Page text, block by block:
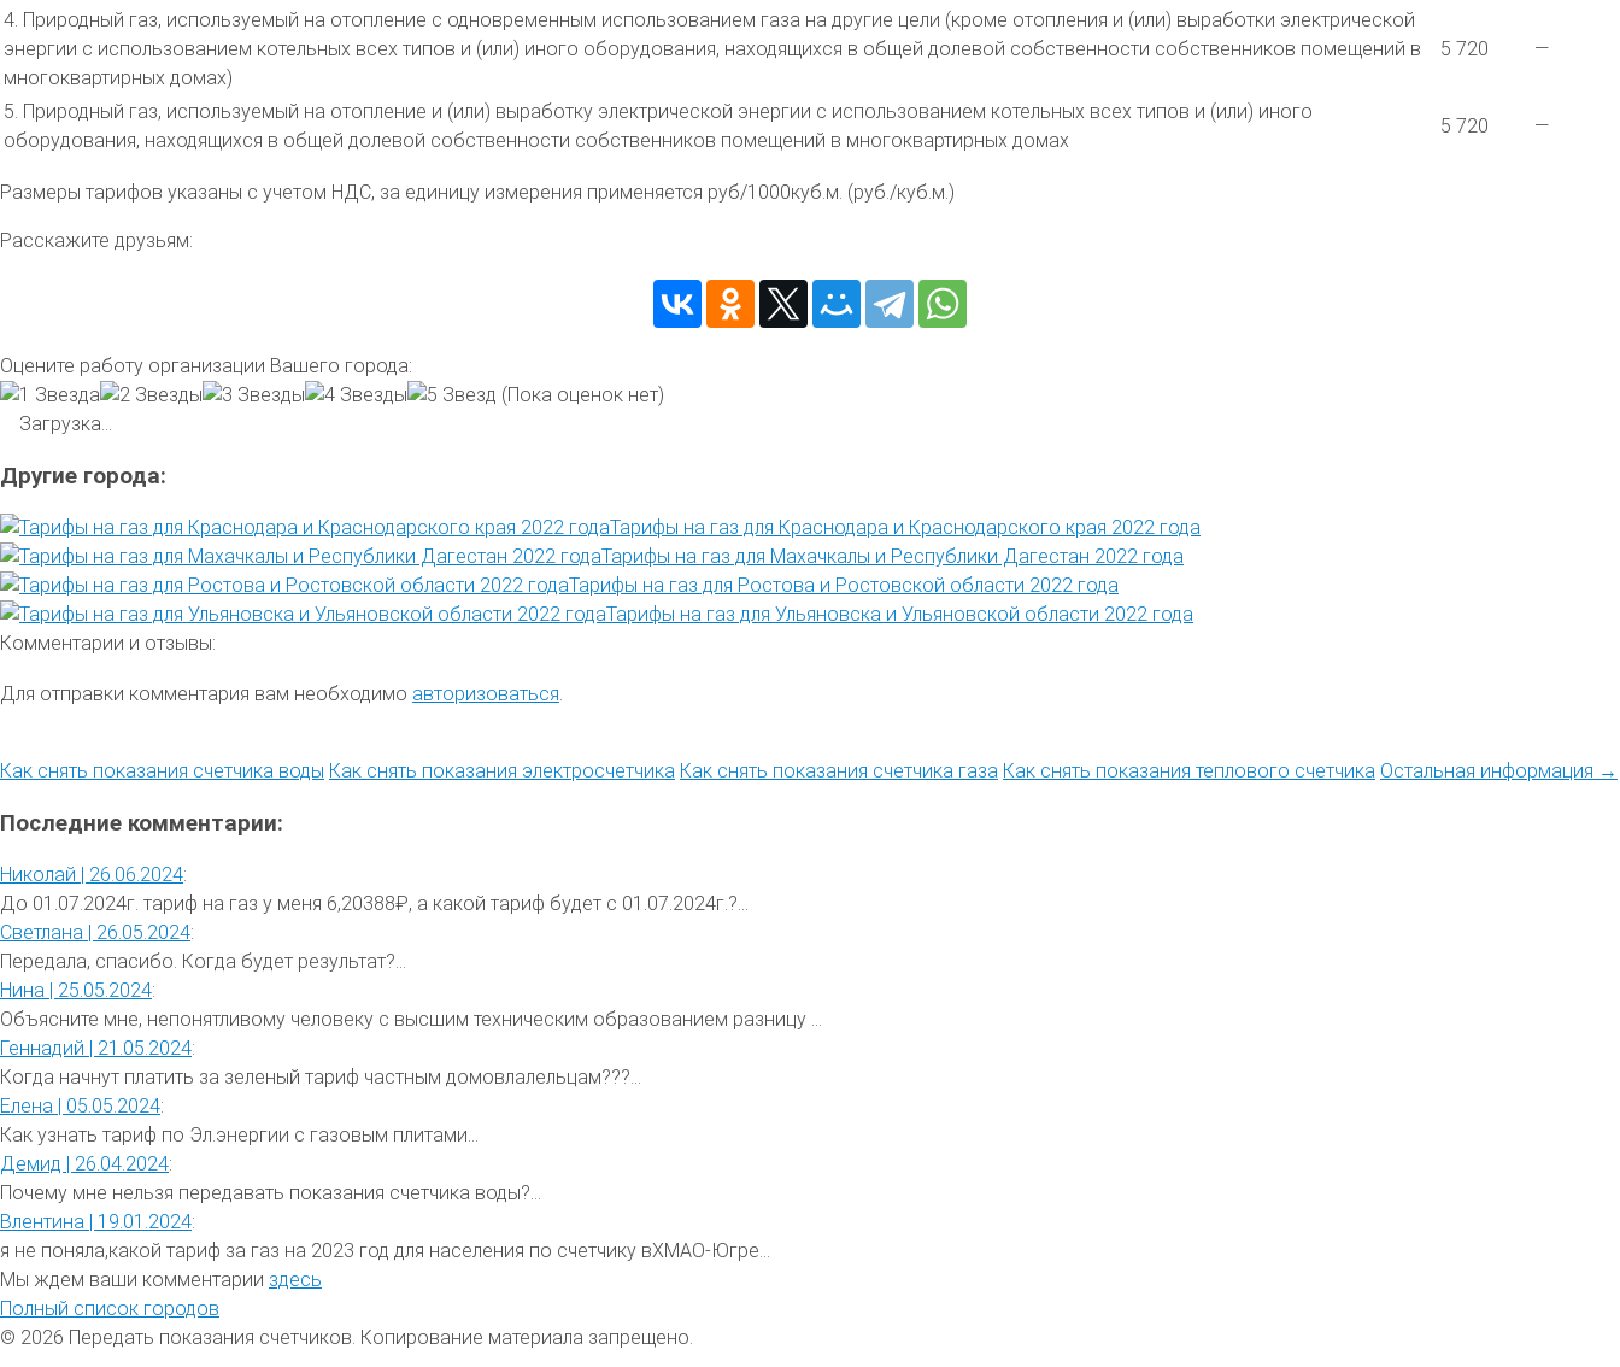
4. Природный газ, используемый на отопление с одновременным использованием газа на другие цели (кроме отопления и (или) выработки электрической
энергии с использованием котельных всех типов и (или) иного оборудования, находящихся в общей долевой собственности собственников помещений в
многоквартирных домах)
5 720 —
5. Природный газ, используемый на отопление и (или) выработку электрической энергии с использованием котельных всех типов и (или) иного
оборудования, находящихся в общей долевой собственности собственников помещений в многоквартирных домах
5 720 —
Размеры тарифов указаны с учетом НДС, за единицу измерения применяется руб/1000куб.м. (руб./куб.м.)
Расскажите друзьям:
Оцените работу организации Вашего города:
(Пока оценок нет)
Загрузка...
Другие города:
Тарифы на газ для Краснодара и Краснодарского края 2022 года
Тарифы на газ для Махачкалы и Республики Дагестан 2022 года
Тарифы на газ для Ростова и Ростовской области 2022 года
Тарифы на газ для Ульяновска и Ульяновской области 2022 года
Комментарии и отзывы:
Для отправки комментария вам необходимо авторизоваться.
Как снять показания счетчика воды Как снять показания электросчетчика Как снять показания счетчика газа Как снять показания теплового счетчика Остальная информация →
Последние комментарии:
Николай | 26.06.2024:
До 01.07.2024г. тариф на газ у меня 6,20388₽, а какой тариф будет с 01.07.2024г.?...
Светлана | 26.05.2024:
Передала, спасибо. Когда будет результат?...
Нина | 25.05.2024:
Объясните мне, непонятливому человеку с высшим техническим образованием разницу ...
Геннадий | 21.05.2024:
Когда начнут платить за зеленый тариф частным домовлалельцам???...
Елена | 05.05.2024:
Как узнать тариф по Эл.энергии с газовым плитами...
Демид | 26.04.2024:
Почему мне нельзя передавать показания счетчика воды?...
Влентина | 19.01.2024:
я не поняла,какой тариф за газ на 2023 год для населения по счетчику вХМАО-Югре...
Мы ждем ваши комментарии здесь
Полный список городов
© 2026 Передать показания счетчиков. Копирование материала запрещено.